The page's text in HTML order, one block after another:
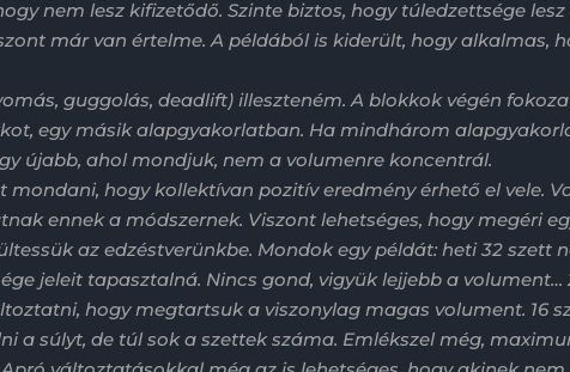
nem lesz kifizetődő. Szinte biztos, hogy túledzettsége lesz
már van értelme. A példából is kiderült, hogy alkalmas,
guggolás, deadlift) illeszteném. A blokkok végén
egy másik alapgyakorlatban. Ha mindhárom
újabb, ahol mondjuk, nem a volumenre koncentrál.
mondani, hogy kollektívan pozitív eredmény érhető el vele.
ennek a módszernek. Viszont lehetséges, hogy megéri
az edzéstverünkbe. Mondok egy példát: heti 32 szett
jeleit tapasztalná. Nincs gond, vigyük lejjebb a volument…
hogy megtartsuk a viszonylag magas volument. 16
a súlyt, de túl sok a szettek száma. Emlékszel még,